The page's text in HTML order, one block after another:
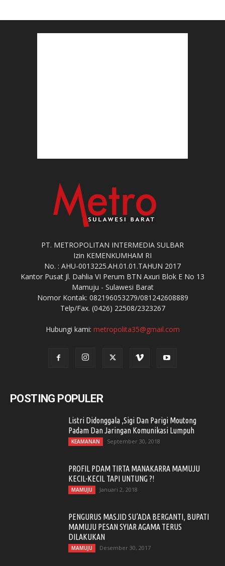
PT. METROPOLITAN INTERMEDIA SULBAR
Izin KEMENKUMHAM RI
No. : AHU-0013225.AH.01.01.TAHUN 2017
Kantor Pusat Jl. Dahlia VI Perum BTN Axuri Blok E No 13
Mamuju - Sulawesi Barat
Nomor Kontak: 082196053279/081242608889
Telp/Fax. (0426) 22508/2323267
Hubungi kami: metropolita35@gmail.com
POSTING POPULER
Listri Didonggala ,Sigi Dan Parigi Moutong
Padam Dan Jaringan Komunikasi Lumpuh
KEAMANAN September 30, 2018
PROFIL PDAM TIRTA MANAKARRA MAMUJU
KECIL-KECIL TAPI UNTUNG ?!
MAMUJU Januari 2, 2018
PENGURUS MASJID SU’ADA BERGANTI, BUPATI
MAMUJU PESAN SYIAR AGAMA TERUS
DILAKUKAN
MAMUJU Desember 30, 2017